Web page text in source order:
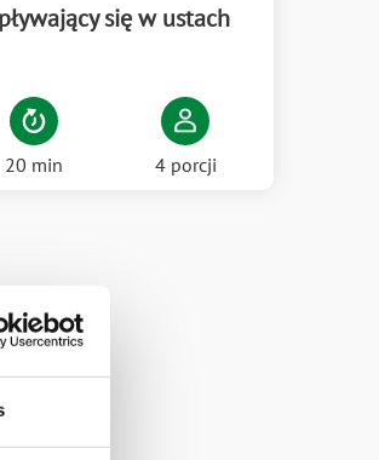
się w ustach
20 min 4 porcji